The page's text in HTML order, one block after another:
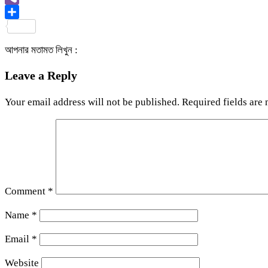
Viber
আপনার মতামত লিখুন :
Leave a Reply
Your email address will not be published. Required fields are
Comment *
Name *
Email *
Website